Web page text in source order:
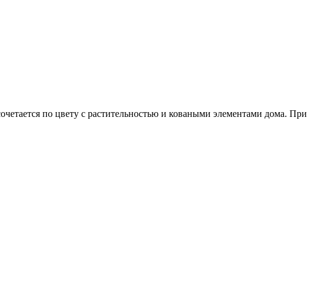
по цвету с растительностью и коваными элементами дома. При